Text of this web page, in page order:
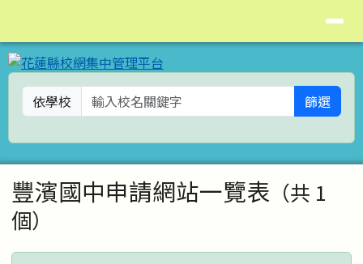
依學校 篩選
主內容區域
豐濱國中申請網站一覽表 （共 1
個）
頁尾區域